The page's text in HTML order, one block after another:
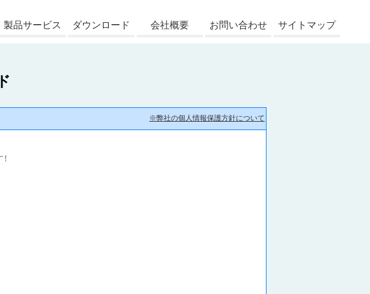
製品サービス ダウンロード 会社概要 お問い合わせ サイトマップ
※弊社の個人情報保護方針について
!